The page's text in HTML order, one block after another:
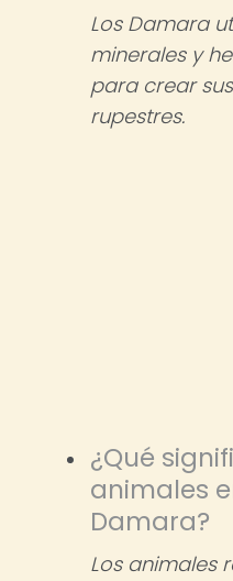
Los Damara
minerales y
para crear
rupestres.
¿Qué
animales
Damara?
Los animales